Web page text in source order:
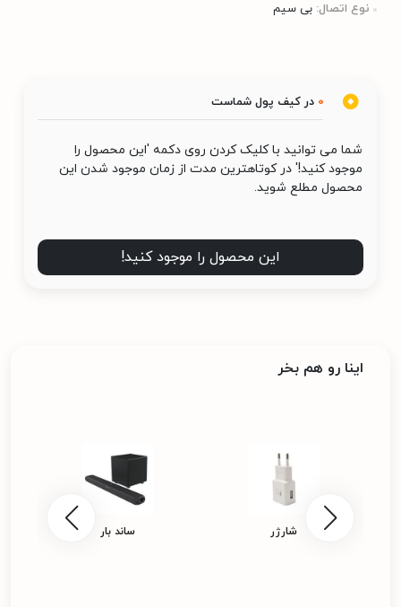
نوع اتصال: بی سیم
0 در کیف پول شماست
شما می توانید با کلیک کردن روی دکمه 'این محصول را
موجود کنید!' در کوتاهترین مدت از زمان موجود شدن این
محصول مطلع شوید.
این محصول را موجود کنید!
اینا رو هم بخر
شارژر ساند بار